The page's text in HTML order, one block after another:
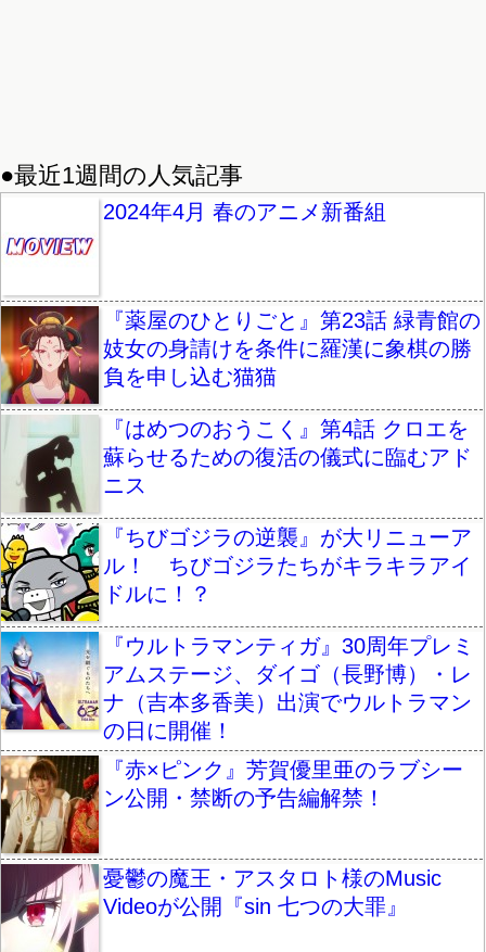
●最近1週間の人気記事
2024年4月 春のアニメ新番組
『薬屋のひとりごと』第23話 緑青館の
妓女の身請けを条件に羅漢に象棋の勝
負を申し込む猫猫
『はめつのおうこく』第4話 クロエを
蘇らせるための復活の儀式に臨むアド
ニス
『ちびゴジラの逆襲』が大リニューア
ル！ ちびゴジラたちがキラキラアイ
ドルに！？
『ウルトラマンティガ』30周年プレミ
アムステージ、ダイゴ（長野博）・レ
ナ（吉本多香美）出演でウルトラマン
の日に開催！
『赤×ピンク』芳賀優里亜のラブシー
ン公開・禁断の予告編解禁！
憂鬱の魔王・アスタロト様のMusic
Videoが公開『sin 七つの大罪』